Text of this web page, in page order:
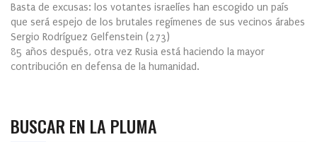
Basta de excusas: los votantes israelíes han escogido un país
que será espejo de los brutales regímenes de sus vecinos árabes
Sergio Rodríguez Gelfenstein (273)
85 años después, otra vez Rusia está haciendo la mayor
contribución en defensa de la humanidad.
BUSCAR EN LA PLUMA